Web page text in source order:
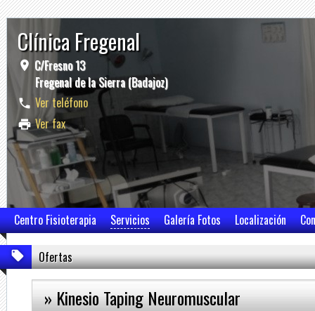
Clínica Fregenal
C/Fresno 13
Fregenal de la Sierra (Badajoz)
Ver teléfono
Ver fax
Centro Fisioterapia Servicios Galería Fotos Localización
Ofertas
» Kinesio Taping Neuromuscular